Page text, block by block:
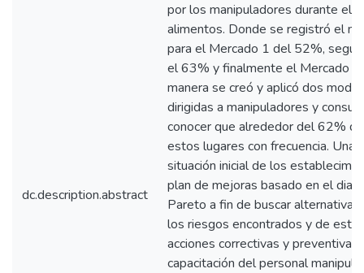
dc.description.abstract
por los manipuladores durante el
alimentos. Donde se registró el
para el Mercado 1 del 52%,
el 63% y finalmente el Mercado
manera se creó y aplicó dos
dirigidas a manipuladores y
conocer que alrededor del 62%
estos lugares con frecuencia. Una
situación inicial de los
plan de mejoras basado en el
Pareto a fin de buscar alternativas
los riesgos encontrados y de esta
acciones correctivas y
capacitación del personal